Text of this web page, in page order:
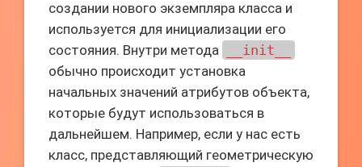
создании нового экземпляра класса и
используется для инициализации его
состояния. Внутри метода
__init__
обычно происходит установка
начальных значений атрибутов объекта,
которые будут использоваться в
дальнейшем. Например, если у нас есть
класс, представляющий геометрическую